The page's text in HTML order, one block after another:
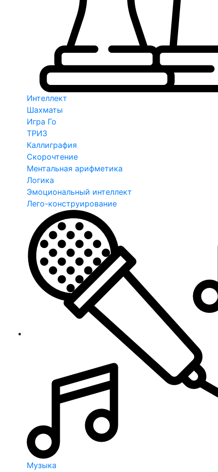
Интеллект
Шахматы
Игра Го
ТРИЗ
Каллиграфия
Скорочтение
Ментальная арифметика
Логика
Эмоциональный интеллект
Лего-конструирование
Музыка